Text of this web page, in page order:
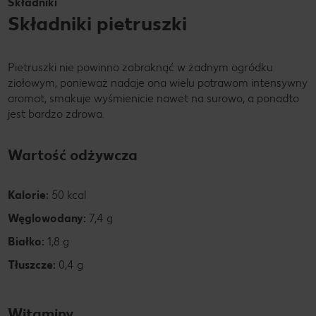
Składniki pietruszki
Pietruszki nie powinno zabraknąć w żadnym ogródku
ziołowym, ponieważ nadaje ona wielu potrawom intensywny
aromat, smakuje wyśmienicie nawet na surowo, a ponadto
jest bardzo zdrowa.
Wartość odżywcza
Kalorie: 50 kcal
Węglowodany: 7,4 g
Białko: 1,8 g
Tłuszcze: 0,4 g